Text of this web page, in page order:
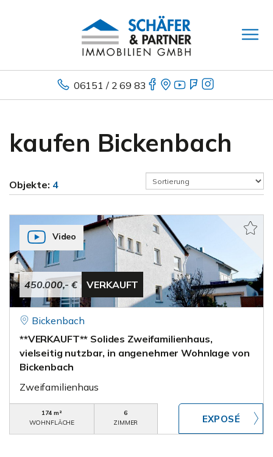
06151 / 2 69 83
kaufen Bickenbach
Objekte: 4
450.000,- € VERKAUFT
Video
Bickenbach
**VERKAUFT** Solides Zweifamilienhaus,
vielseitig nutzbar, in angenehmer Wohnlage von
Bickenbach
Zweifamilienhaus
174 m²
WOHNFLÄCHE
6
ZIMMER